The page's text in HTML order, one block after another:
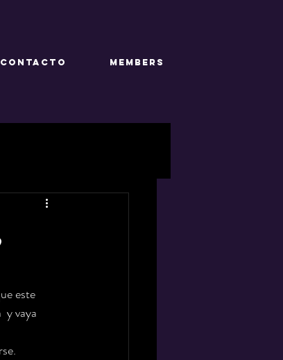
CONTACTO Members
este
y vaya